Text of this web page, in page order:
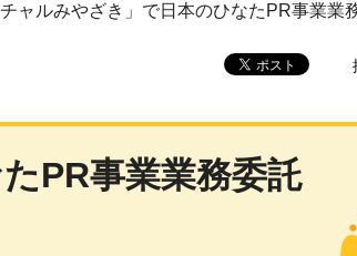
ャルみやざき」で日本のひなたPR事業業
PR事業業務委託